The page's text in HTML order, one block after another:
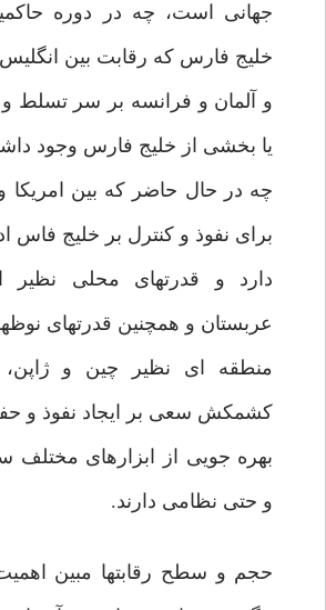
جهانی است، چه در دوره
خلیج فارس که رقابت بین
و آلمان و فرانسه بر سر تسلط و
یا بخشی از خلیج فارس وجود
چه در حال حاضر که بین
برای نفوذ و کنترل بر خلیج فاس
دارد و قدرتهای محلی نظیر
عربستان و همچنین قدرتهای
منطقه ای نظیر چین و
کشمکش سعی بر ایجاد نفوذ و
بهره جویی از ابزارهای مختلف
و حتی نظامی دارند.
حجم و سطح رقابتها مبین